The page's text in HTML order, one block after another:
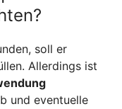
soll er
Allerdings ist
und eventuelle